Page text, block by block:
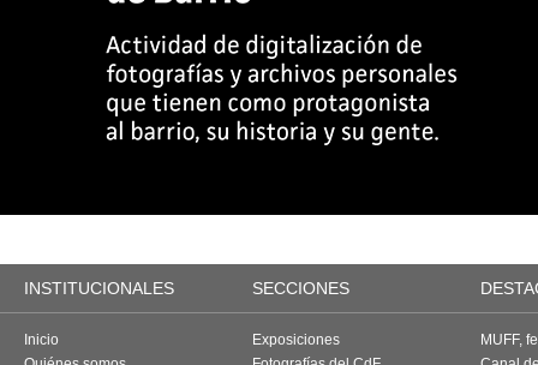
INSTITUCIONALES SECCIONES
Inicio
Exposiciones
MUFF,